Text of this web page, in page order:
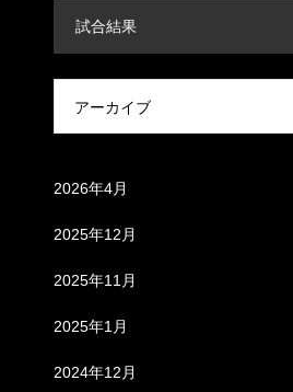
試合結果
アーカイブ
2026年4月
2025年12月
2025年11月
2025年1月
2024年12月